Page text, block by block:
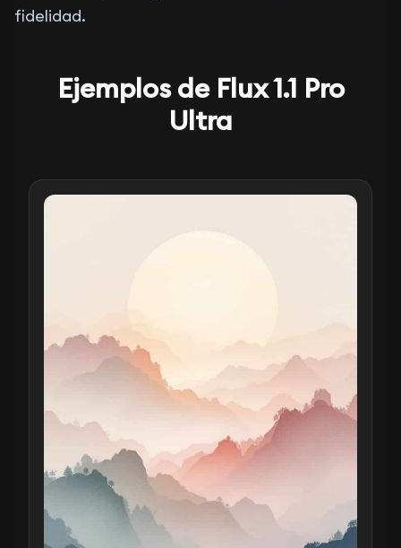
fidelidad.
Ejemplos de Flux 1.1 Pro
Ultra